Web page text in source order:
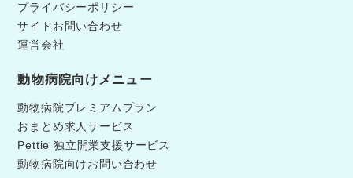
プライバシーポリシー
サイトお問い合わせ
運営会社
動物病院向けメニュー
動物病院プレミアムプラン
おまとめ求人サービス
Pettie 独立開業支援サービス
動物病院向けお問い合わせ